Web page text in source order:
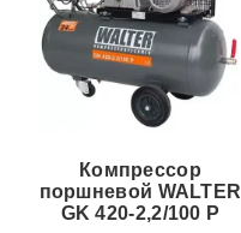
Компрессор
поршневой WALTER
GK 420-2,2/100 P